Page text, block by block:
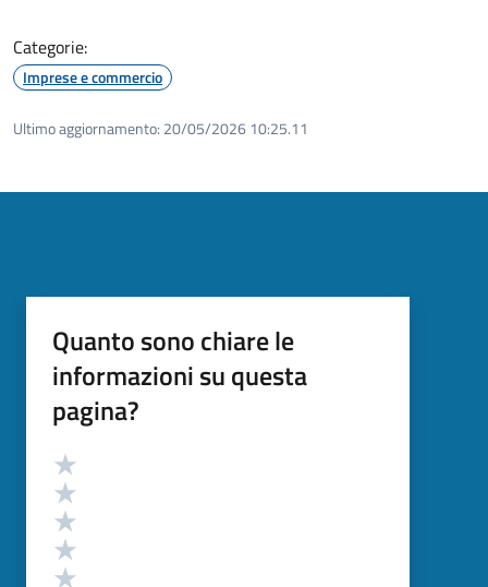
Categorie:
Imprese e commercio
Ultimo aggiornamento: 20/05/2026 10:25.11
Quanto sono chiare le
informazioni su questa
pagina?
Valutazione